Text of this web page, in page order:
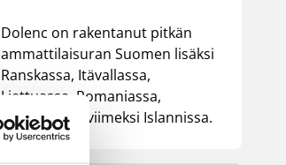
Dolenc on rakentanut pitkän
ammattilaisuran Suomen lisäksi
Ranskassa, Itävallassa,
Liettuassa, Romaniassa,
Bosniassa ja viimeksi Islannissa.